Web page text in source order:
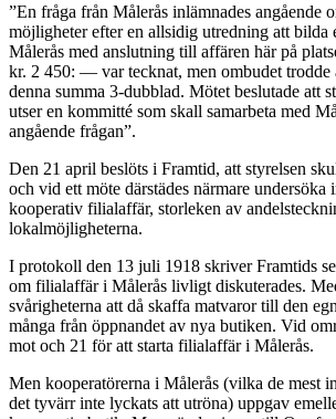
”En fråga från Målerås inlämnades angående
möjligheter efter en allsidig utredning att bilda
Målerås med anslutning till affären här på
kr. 2 450: — var tecknat, men ombudet trodde
denna summa 3-dubblad. Mötet beslutade att
utser en kommitté som skall samarbeta med
angående frågan”.
Den 21 april beslöts i Framtid, att styrelsen
och vid ett möte därstädes närmare undersöka
kooperativ filialaffär, storleken av
lokalmöjligheterna.
I protokoll den 13 juli 1918 skriver Framtids
om filialaffär i Målerås livligt diskuterades.
svårigheterna att då skaffa matvaror till den
många från öppnandet av nya butiken. Vid
mot och 21 för att starta filialaffär i Målerås.
Men kooperatörerna i Målerås (vilka de mest
det tyvärr inte lyckats att utröna) uppgav